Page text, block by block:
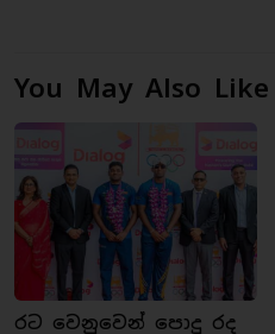
You May Also Like
රට වෙනුවෙන් පොදු රද